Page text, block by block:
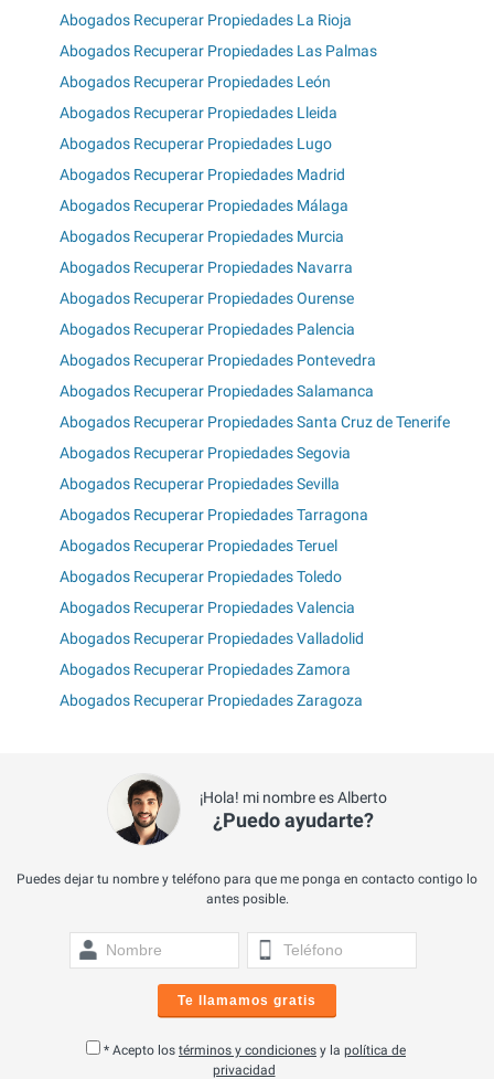
Abogados Recuperar Propiedades La Rioja
Abogados Recuperar Propiedades Las Palmas
Abogados Recuperar Propiedades León
Abogados Recuperar Propiedades Lleida
Abogados Recuperar Propiedades Lugo
Abogados Recuperar Propiedades Madrid
Abogados Recuperar Propiedades Málaga
Abogados Recuperar Propiedades Murcia
Abogados Recuperar Propiedades Navarra
Abogados Recuperar Propiedades Ourense
Abogados Recuperar Propiedades Palencia
Abogados Recuperar Propiedades Pontevedra
Abogados Recuperar Propiedades Salamanca
Abogados Recuperar Propiedades Santa Cruz de Tenerife
Abogados Recuperar Propiedades Segovia
Abogados Recuperar Propiedades Sevilla
Abogados Recuperar Propiedades Tarragona
Abogados Recuperar Propiedades Teruel
Abogados Recuperar Propiedades Toledo
Abogados Recuperar Propiedades Valencia
Abogados Recuperar Propiedades Valladolid
Abogados Recuperar Propiedades Zamora
Abogados Recuperar Propiedades Zaragoza
¡Hola! mi nombre es Alberto
¿Puedo ayudarte?
Puedes dejar tu nombre y teléfono para que me ponga en contacto contigo lo
antes posible.
Te llamamos gratis
* Acepto los términos y condiciones y la política de
privacidad